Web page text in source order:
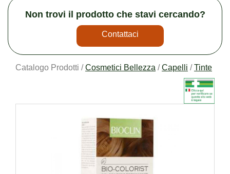
Non trovi il prodotto che stavi cercando?
Contattaci
Catalogo Prodotti /Cosmetici Bellezza /Capelli /Tinte